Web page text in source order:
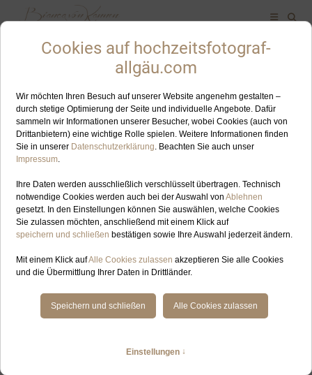
ALLES ZUM SCHLAGWORT: HOCHZEITSFOTOGRAFIN
MURNAUER MOOS
OKT
18